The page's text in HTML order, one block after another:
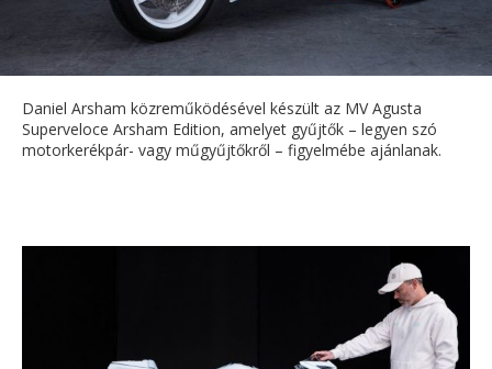
Daniel Arsham közreműködésével készült az MV Agusta
Superveloce Arsham Edition, amelyet gyűjtők – legyen szó
motorkerékpár- vagy műgyűjtőkről – figyelmébe ajánlanak.